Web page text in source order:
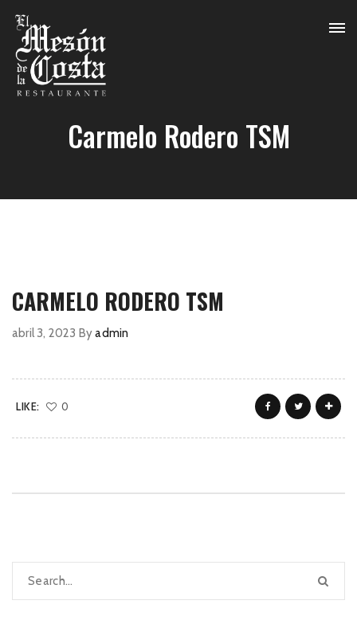
Carmelo Rodero TSM
CARMELO RODERO TSM
abril 3, 2023 Byadmin
LIKE: 0